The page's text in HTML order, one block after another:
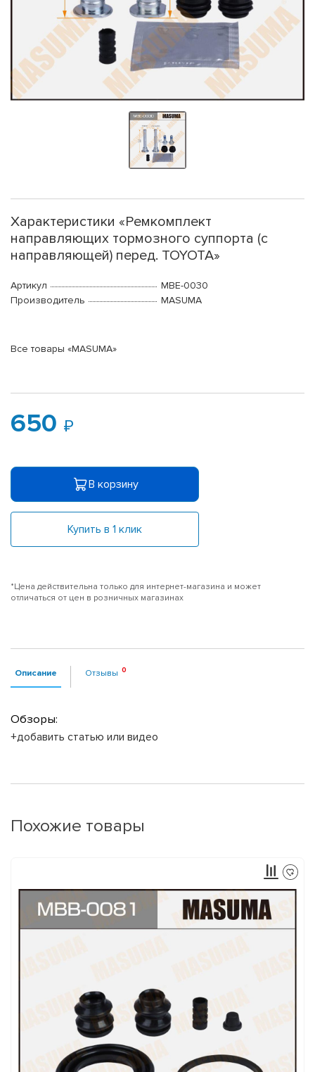
Характеристики «Ремкомплект
направляющих тормозного суппорта (с
направляющей) перед. TOYOTA»
Артикул
MBE-0030
Производитель
MASUMA
Все товары «MASUMA»
650
В корзину
Купить в 1 клик
*Цена действительна только для интернет-магазина и может
отличаться от цен в розничных магазинах
Описание Отзывы
Обзоры:
+добавить статью или видео
Похожие товары